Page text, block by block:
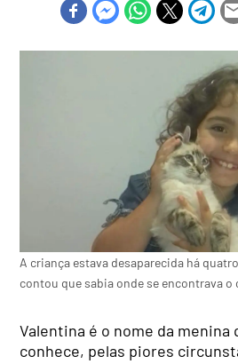
A criança estava desaparecida há
contou que sabia onde se encontrava o
Valentina é o nome da menina
conhece, pelas piores